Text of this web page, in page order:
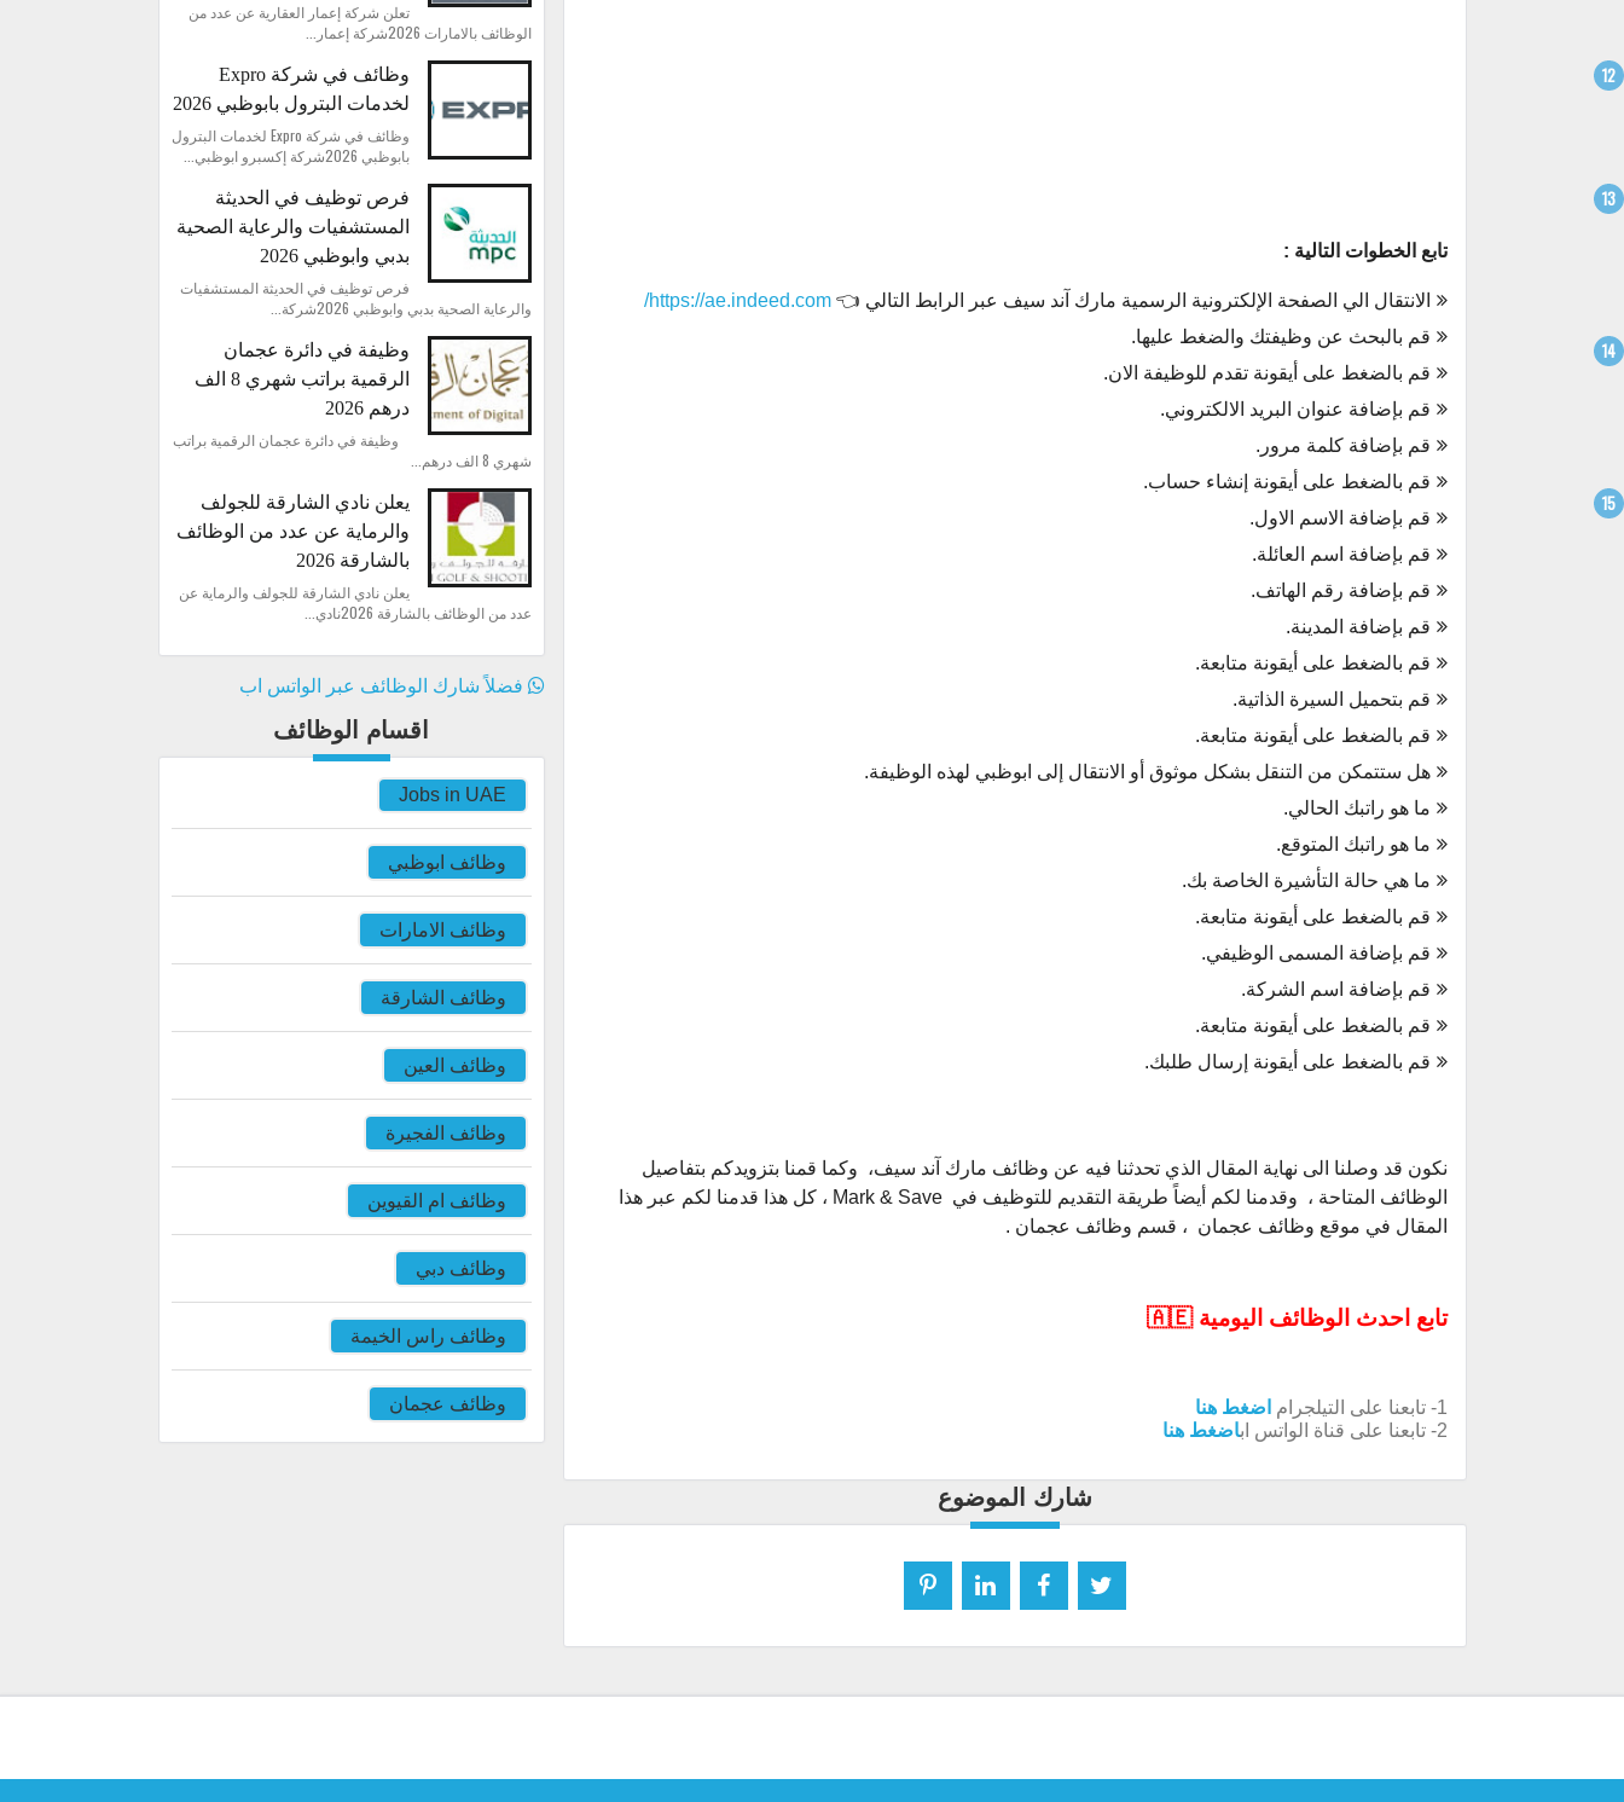
تابع الخطوات التالية :
الانتقال الي الصفحة الإلكترونية الرسمية مارك آند سيف عبر الرابط التالي 👈https://ae.indeed.com/
قم بالبحث عن وظيفتك والضغط عليها.
قم بالضغط على أيقونة تقدم للوظيفة الان.
قم بإضافة عنوان البريد الالكتروني.
قم بإضافة كلمة مرور.
قم بالضغط على أيقونة إنشاء حساب.
قم بإضافة الاسم الاول.
قم بإضافة اسم العائلة.
قم بإضافة رقم الهاتف.
قم بإضافة المدينة.
قم بالضغط على أيقونة متابعة.
قم بتحميل السيرة الذاتية.
قم بالضغط على أيقونة متابعة.
هل ستتمكن من التنقل بشكل موثوق أو الانتقال إلى ابوظبي لهذه الوظيفة.
ما هو راتبك الحالي.
ما هو راتبك المتوقع.
ما هي حالة التأشيرة الخاصة بك.
قم بالضغط على أيقونة متابعة.
قم بإضافة المسمى الوظيفي.
قم بإضافة اسم الشركة.
قم بالضغط على أيقونة متابعة.
قم بالضغط على أيقونة إرسال طلبك.
نكون قد وصلنا الى نهاية المقال الذي تحدثنا فيه عن وظائف مارك آند سيف، وكما قمنا بتزويدكم بتفاصيل
الوظائف المتاحة ، وقدمنا لكم أيضاً طريقة التقديم للتوظيف في Mark & Save ، كل هذا قدمنا لكم عبر هذا
المقال في موقع وظائف عجمان ، قسم وظائف عجمان .
تابع احدث الوظائف اليومية 🇦🇪
1- تابعنا على التيلجرام
اضغط هنا
2- تابعنا على قناة الواتس اب
اضغط هنا
شارك الموضوع
تعلن شركة إعمار العقارية عن عدد من
الوظائف بالامارات 2026شركة إعمار...
وظائف في شركة Expro
لخدمات البترول بابوظبي 2026
وظائف في شركة Expro لخدمات البترول
بابوظبي 2026شركة إكسبرو ابوظبي...
فرص توظيف في الحديثة
المستشفيات والرعاية الصحية
بدبي وابوظبي 2026
فرص توظيف في الحديثة المستشفيات
والرعاية الصحية بدبي وابوظبي 2026شركة...
وظيفة في دائرة عجمان
الرقمية براتب شهري 8 الف
درهم 2026
وظيفة في دائرة عجمان الرقمية براتب
شهري 8 الف درهم...
يعلن نادي الشارقة للجولف
والرماية عن عدد من الوظائف
بالشارقة 2026
يعلن نادي الشارقة للجولف والرماية عن
عدد من الوظائف بالشارقة 2026نادي...
فضلاً شارك الوظائف عبر الواتس اب
اقسام الوظائف
Jobs in UAE
وظائف ابوظبي
وظائف الامارات
وظائف الشارقة
وظائف العين
وظائف الفجيرة
وظائف ام القيوين
وظائف دبي
وظائف راس الخيمة
وظائف عجمان